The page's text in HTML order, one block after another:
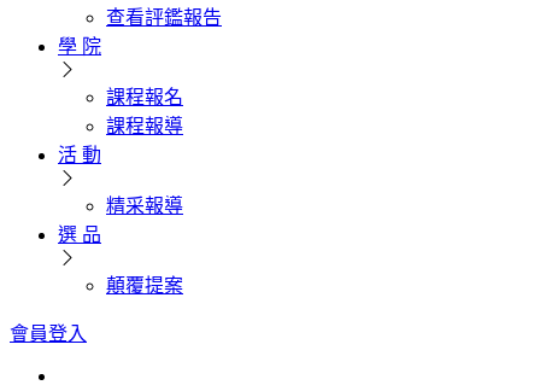
查看評鑑報告
學 院
課程報名
課程報導
活 動
精采報導
選 品
顛覆提案
會員登入